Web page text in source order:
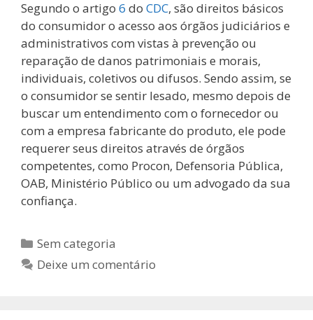
Segundo o artigo 6 do CDC, são direitos básicos
do consumidor o acesso aos órgãos judiciários e
administrativos com vistas à prevenção ou
reparação de danos patrimoniais e morais,
individuais, coletivos ou difusos. Sendo assim, se
o consumidor se sentir lesado, mesmo depois de
buscar um entendimento com o fornecedor ou
com a empresa fabricante do produto, ele pode
requerer seus direitos através de órgãos
competentes, como Procon, Defensoria Pública,
OAB, Ministério Público ou um advogado da sua
confiança.
Sem categoria
Deixe um comentário